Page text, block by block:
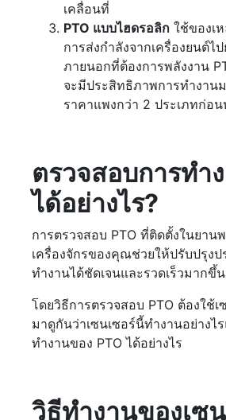
เคลื่อนที่
PTO แบบไฮดรอลิก ใช้ของเ
การส่งกำลังจากเครื่องยนต์ไ
ภายนอกที่ต้องการพลังงาน
จะมีประสิทธิภาพการทำงาน
ราคาแพงกว่า 2 ประเภทก่อ
ตรวจสอบการทำ
ได้อย่างไร?
การตรวจสอบ PTO ที่ติดตั้งในยาน
เครื่องจักรของคุณช่วยให้ปรับปรุง
ทำงานได้ชัดเจนและรวดเร็วมากขึ้น
โดยวิธีการตรวจสอบ PTO ต้องใช้เ
มาดูกันว่าเซนเซอร์นี้ทำงานอย่างไ
ทำงานของ PTO ได้อย่างไร
วิธีทำงานของเซ